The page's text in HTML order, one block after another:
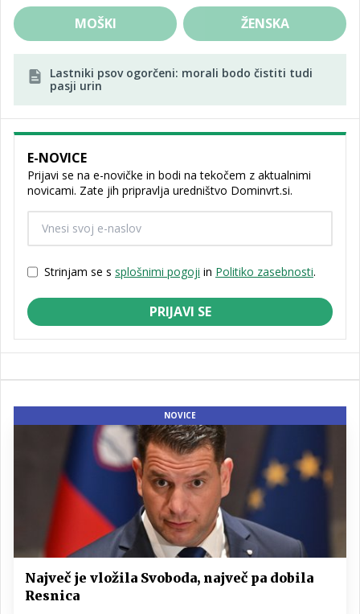
MOŠKI ŽENSKA
Lastniki psov ogorčeni: morali bodo čistiti tudi
pasji urin
E-NOVICE
Prijavi se na e-novičke in bodi na tekočem z aktualnimi
novicami. Zate jih pripravlja uredništvo Dominvrt.si.
Strinjam se s splošnimi pogoji in Politiko zasebnosti.
PRIJAVI SE
NOVICE
Največ je vložila Svoboda, največ pa dobila
Resnica